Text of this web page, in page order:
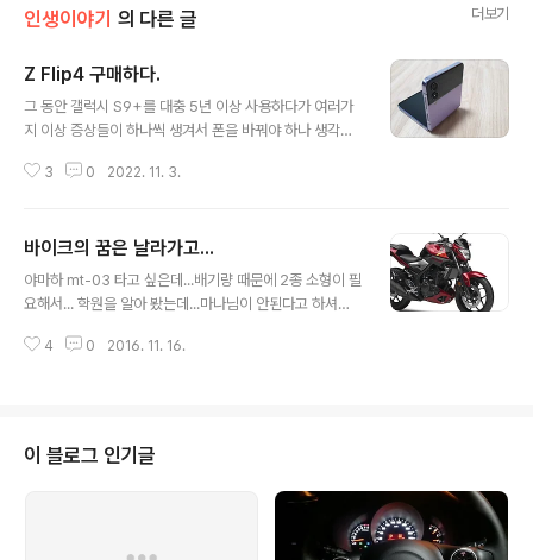
인생이야기 의 다른 글 더보기
Z Flip4 구매하다.
그 동안 갤럭시 S9+를 대충 5년 이상 사용하다가 여러가
지 이상 증상들이 하나씩 생겨서 폰을 바꿔야 하나 생각중
리가 부풀어서 폰 옆구리가 갈라져서 배터리 교환 함 통화
는데... 가끔 GPS를 못 잡는 것인지... 오류로 화면은 움직
이는데 속도가 0으로 나옴. 이상 증상은 아니지만 내부 용
량이 작아 앱 설치에 어려움이 있던 문제도 ㅠㅠ 어째든 이
면 좋다는 말에 자급제 폰도 찾았지만, 어짜피 어느정도 되
3 0 2022. 11. 3.
바이크의 꿈은 날라가고...
야마하 mt-03 타고 싶은데...배기량 때문에 2종 소형이 필
요해서... 학원을 알아 봤는데...마나님이 안된다고 하셔서
량 작은 스쿠터는 어떨까 하고 검색하다가 우연찮게... 이뻐
죽으면 어떻게 가족이 먹고 사냐고... 바퀴 2개 짜리는 안된
다네요 ㅠㅠ) 그냥 오래된 구아방이나 몰고 다녀야 겠네요
4 0 2016. 11. 16.
이 블로그 인기글